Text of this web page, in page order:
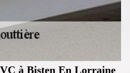
à Bisten En Lorraine